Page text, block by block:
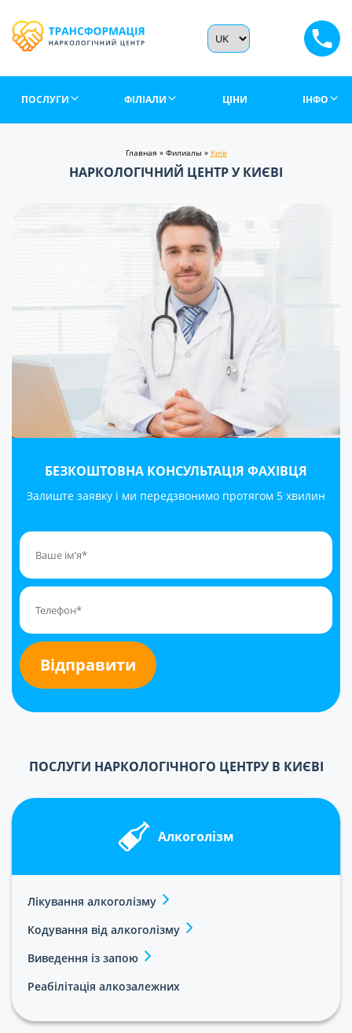
ПОСЛУГИ ФІЛІАЛИ ЦІНИ ІНФО
Главная » Филиалы » Київ
НАРКОЛОГІЧНИЙ ЦЕНТР У КИЄВІ
БЕЗКОШТОВНА КОНСУЛЬТАЦІЯ ФАХІВЦЯ
Залиште заявку і ми передзвонимо протягом 5 хвилин
ПОСЛУГИ НАРКОЛОГІЧНОГО ЦЕНТРУ В КИЄВІ
Алкоголізм
Лікування алкоголізму
Кодування від алкоголізму
Виведення із запою
Реабілітація алкозалежних